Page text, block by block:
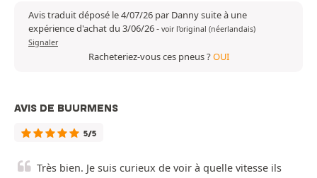
Avis traduit déposé le 4/07/26 par Danny suite à une
expérience d'achat du 3/06/26- voir l'original (néerlandais)
Signaler
Racheteriez-vous ces pneus ?OUI
AVIS DE BUURMENS
5/5
Très bien. Je suis curieux de voir à quelle vitesse ils